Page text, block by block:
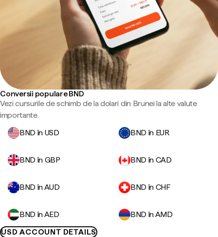
Conversii populare BND
Vezi cursurile de schimb de la dolari din Brunei la alte valute
importante.
BND în USD
BND în EUR
BND în GBP BND în CAD
BND în AUD BND în CHF
BND în AED
BND în AMD
USD ACCOUNT DETAILS